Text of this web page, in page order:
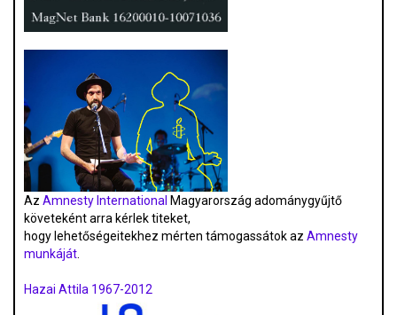
Az Amnesty International Magyarország adománygyűjtő
követeként arra kérlek titeket,
hogy lehetőségeitekhez mérten támogassátok az Amnesty
munkáját.
Hazai Attila 1967-2012